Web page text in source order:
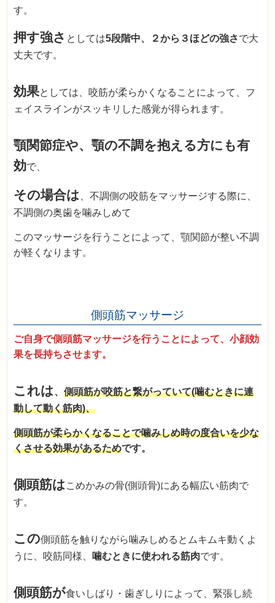
す。
押す強さ としては5段階中、２から３ほどの強さで大
丈夫です。
効果としては、咬筋が柔らかくなることによって、フ
ェイスラインがスッキリした感覚が得られます。
顎関節症や、顎の不調を抱える方にも有
効で、
その場合は
、不調側の咬筋をマッサージする際に、
不調側の奥歯を噛みしめて
このマッサージを行うことによって、顎関節が整い不調
が軽くなります。
側頭筋マッサージ
ご自身で側頭筋マッサージを行うことによって、小顔効
果を長持ちさせます。
これは、側頭筋が咬筋と繋がっていて(噛むときに連
動して動く筋肉)、
側頭筋が柔らかくなることで噛みしめ時の度合いを少な
くさせる効果があるためです。
側頭筋は こめかみの骨(側頭骨)にある幅広い筋肉で
す。
この側頭筋を触りながら噛みしめるとムキムキ動くよ
うに、咬筋同様、
噛むときに使われる筋肉です。
側頭筋が食いしばり・歯ぎしりによって、緊張し続